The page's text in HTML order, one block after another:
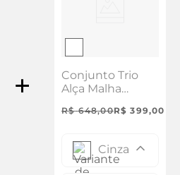
Conjunto Trio
Alça Malha
R$ 648,00R$ 399,00
Cinza